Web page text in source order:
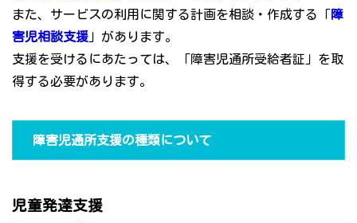
また、サービスの利用に関する計画を相談・作成する「障
害児相談支援 」があります。
支援を受けるにあたっては、「障害児通所受給者証」を取
得する必要があります。
障害児通所支援の種類について
児童発達支援